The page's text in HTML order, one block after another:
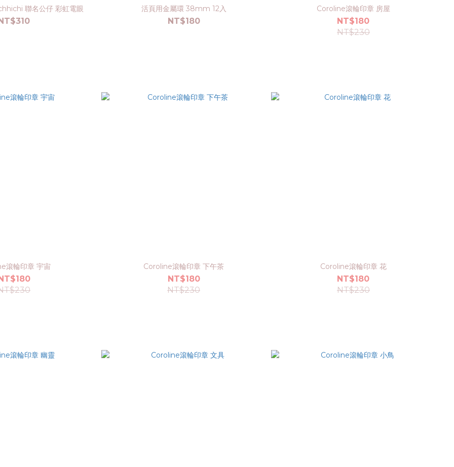
聯名公仔 彩虹電眼 活頁用金屬環 38mm 12入
NT$180
Coroline滾輪印章 房屋
NT$180
NT$230
滾輪印章 宇宙 Coroline滾輪印章 下午茶
NT$180
NT$230
Coroline滾輪印章 花
NT$180
NT$230